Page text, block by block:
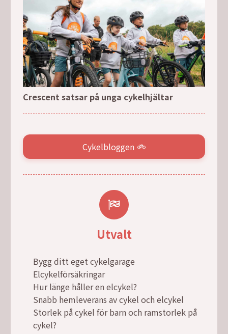
Crescent satsar på unga cykelhjältar
Cykelbloggen
Utvalt
Bygg ditt eget cykelgarage
Elcykelförsäkringar
Hur länge håller en elcykel?
Snabb hemleverans av cykel och elcykel
Storlek på cykel för barn och ramstorlek på
cykel?